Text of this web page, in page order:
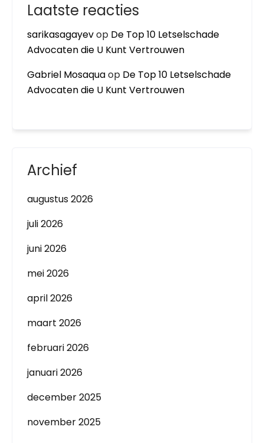
Laatste reacties
sarikasagayevop De Top 10 Letselschade
Advocaten die U Kunt Vertrouwen
Gabriel Mosaquaop De Top 10 Letselschade
Advocaten die U Kunt Vertrouwen
Archief
augustus 2026
juli 2026
juni 2026
mei 2026
april 2026
maart 2026
februari 2026
januari 2026
december 2025
november 2025